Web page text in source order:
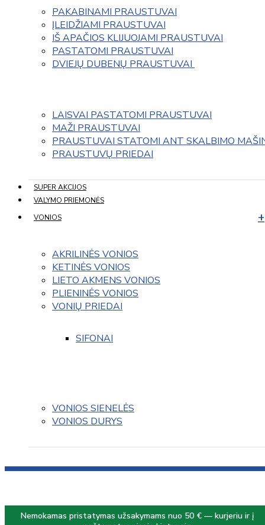
PAKABINAMI PRAUSTUVAI
ĮLEIDŽIAMI PRAUSTUVAI
IŠ APAČIOS KLIJUOJAMI PRAUSTUVAI
PASTATOMI PRAUSTUVAI
DVIEJŲ DUBENŲ PRAUSTUVAI
LAISVAI PASTATOMI PRAUSTUVAI
MAŽI PRAUSTUVAI
PRAUSTUVAI STATOMI ANT SKALBIMO
PRAUSTUVŲ PRIEDAI
SUPER AKCIJOS
VALYMO PRIEMONĖS
VONIOS
AKRILINĖS VONIOS
KETINĖS VONIOS
LIETO AKMENS VONIOS
PLIENINĖS VONIOS
VONIŲ PRIEDAI
SIFONAI
VONIOS SIENELĖS
VONIOS DURYS
Nemokamas pristatymas užsakymams nuo 50 € — kurjeriu ir į